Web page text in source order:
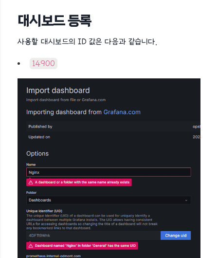
대시보드 등록
사용할 대시보드의 ID 값은 다음과 같습니다.
14900